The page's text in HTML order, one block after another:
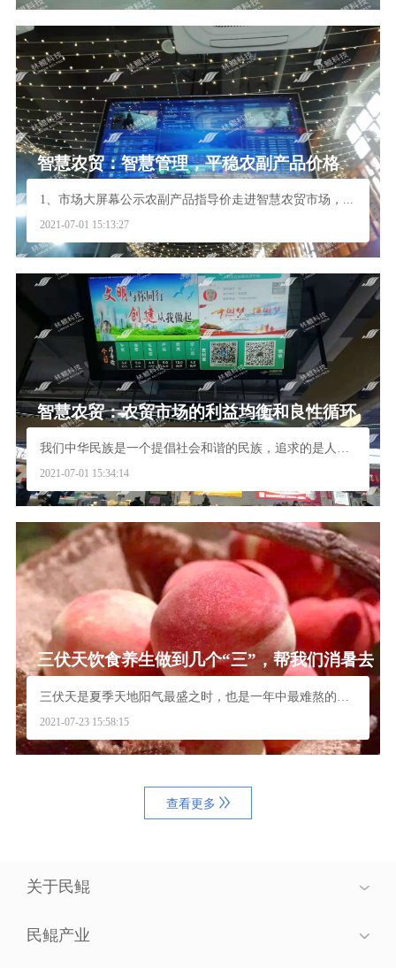
智慧农贸：智慧管理，平稳农副产品价格
1、市场大屏幕公示农副产品指导价走进智慧农贸市场，...
2021-07-01 15:13:27
智慧农贸：农贸市场的利益均衡和良性循环
2021-07-01 15:34:14
三伏天饮食养生做到几个“三”，帮我们消暑去
火安度“苦夏”
2021-07-23 15:58:15
查看更多
关于民鲲
民鲲产业